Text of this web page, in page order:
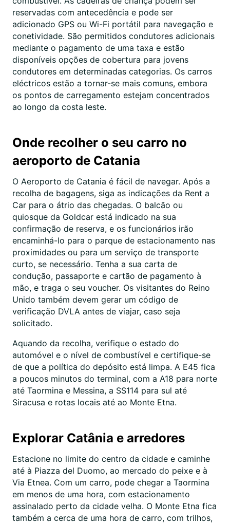
reservadas com antecedência e pode ser
adicionado GPS ou Wi-Fi portátil para navegação e
conetividade. São permitidos condutores adicionais
mediante o pagamento de uma taxa e estão
disponíveis opções de cobertura para jovens
condutores em determinadas categorias. Os carros
eléctricos estão a tornar-se mais comuns, embora
os pontos de carregamento estejam concentrados
ao longo da costa leste.
Onde recolher o seu carro no
aeroporto de Catania
O Aeroporto de Catania é fácil de navegar. Após a
recolha de bagagens, siga as indicações da Rent a
Car para o átrio das chegadas. O balcão ou
quiosque da Goldcar está indicado na sua
confirmação de reserva, e os funcionários irão
encaminhá-lo para o parque de estacionamento nas
proximidades ou para um serviço de transporte
curto, se necessário. Tenha a sua carta de
condução, passaporte e cartão de pagamento à
mão, e traga o seu voucher. Os visitantes do Reino
Unido também devem gerar um código de
verificação DVLA antes de viajar, caso seja
solicitado.
Aquando da recolha, verifique o estado do
automóvel e o nível de combustível e certifique-se
de que a política do depósito está limpa. A E45 fica
a poucos minutos do terminal, com a A18 para norte
até Taormina e Messina, a SS114 para sul até
Siracusa e rotas locais até ao Monte Etna.
Explorar Catânia e arredores
Estacione no limite do centro da cidade e caminhe
até à Piazza del Duomo, ao mercado do peixe e à
Via Etnea. Com um carro, pode chegar a Taormina
em menos de uma hora, com estacionamento
assinalado perto da cidade velha. O Monte Etna fica
também a cerca de uma hora de carro, com trilhos,